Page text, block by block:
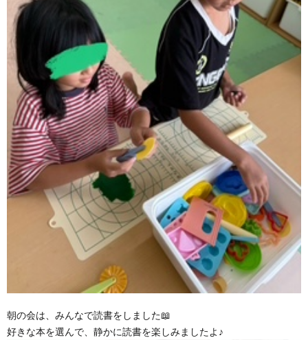
朝の会は、みんなで読書をしました📖
好きな本を選んで、静かに読書を楽しみましたよ♪